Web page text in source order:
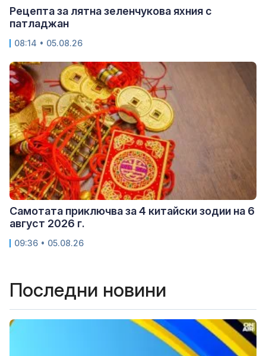
Рецепта за лятна зеленчукова яхния с
патладжан
08:14 • 05.08.26
Самотата приключва за 4 китайски зодии на 6
август 2026 г.
09:36 • 05.08.26
Последни новини